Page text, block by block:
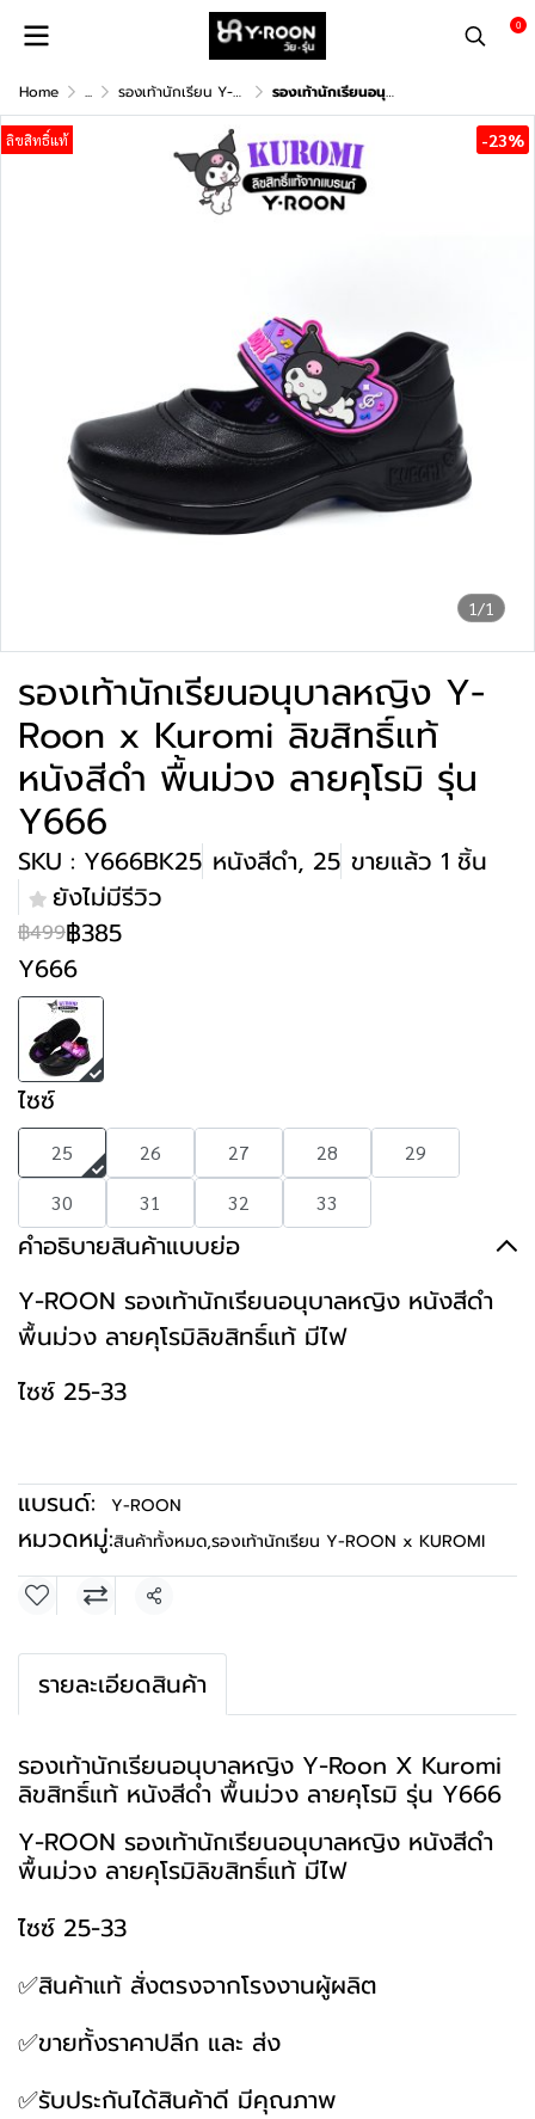
0
Home ... รองเท้านักเรียน Y-ROON x KUROMI รองเท้านักเรียนอนุบาลหญิง Y-Roon x Kuromi ลิขสิทธิ์แท้ หนังสีดำ พื้นม่วง ลายคุโรมิ รุ่น Y666
1/1
ลิขสิทธิ์แท้ -23%
รองเท้านักเรียนอนุบาลหญิง Y-
Roon x Kuromi ลิขสิทธิ์แท้
หนังสีดำ พื้นม่วง ลายคุโรมิ รุ่น
Y666
SKU : Y666BK25 หนังสีดำ, 25 ขายแล้ว 1 ชิ้น
ยังไม่มีรีวิว
฿499฿385
Y666
ไซซ์
25 26 27 28
29
30
31 32 33
คำอธิบายสินค้าแบบย่อ
Y-ROON รองเท้านักเรียนอนุบาลหญิง หนังสีดำ
พื้นม่วง ลายคุโรมิลิขสิทธิ์แท้ มีไฟ
ไซซ์ 25-33
แบรนด์: Y-ROON
หมวดหมู่:สินค้าทั้งหมด,รองเท้านักเรียน Y-ROON x KUROMI
แชร์
รายละเอียดสินค้า
รองเท้านักเรียนอนุบาลหญิง Y-Roon X Kuromi
ลิขสิทธิ์แท้ หนังสีดำ พื้นม่วง ลายคุโรมิ รุ่น Y666
Y-ROON รองเท้านักเรียนอนุบาลหญิง หนังสีดำ
พื้นม่วง ลายคุโรมิลิขสิทธิ์แท้ มีไฟ
ไซซ์ 25-33
✅สินค้าแท้ สั่งตรงจากโรงงานผู้ผลิต
✅ขายทั้งราคาปลีก และ ส่ง
✅รับประกันได้สินค้าดี มีคุณภาพ